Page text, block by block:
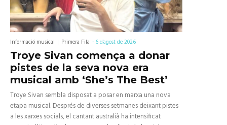
Informació musical Primera Fila -6 d'agost de 2026
Troye Sivan comença a donar
pistes de la seva nova era
musical amb ‘She’s The Best’
Troye Sivan sembla disposat a posar en marxa una nova
etapa musical. Després de diverses setmanes deixant pistes
a les xarxes socials, el cantant australià ha intensificat